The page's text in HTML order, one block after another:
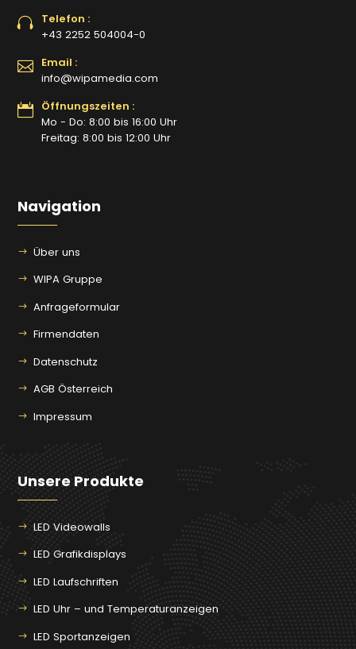
Telefon :
+43 2252 504004-0
Email :
info@wipamedia.com
Öffnungszeiten :
Mo - Do: 8:00 bis 16:00 Uhr
Freitag: 8:00 bis 12:00 Uhr
Navigation
Über uns
WIPA Gruppe
Anfrageformular
Firmendaten
Datenschutz
AGB Österreich
Impressum
Unsere Produkte
LED Videowalls
LED Grafikdisplays
LED Laufschriften
LED Uhr – und Temperaturanzeigen
LED Sportanzeigen